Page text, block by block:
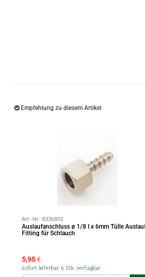
Empfehlung zu diesem Artikel
Art.-Nr.: 8336892
Auslaufanschluss ø 1/8 I x 6mm Tülle
Fitting für Schlauch
5,95€
sofort lieferbar, 6 Stk. verfügbar